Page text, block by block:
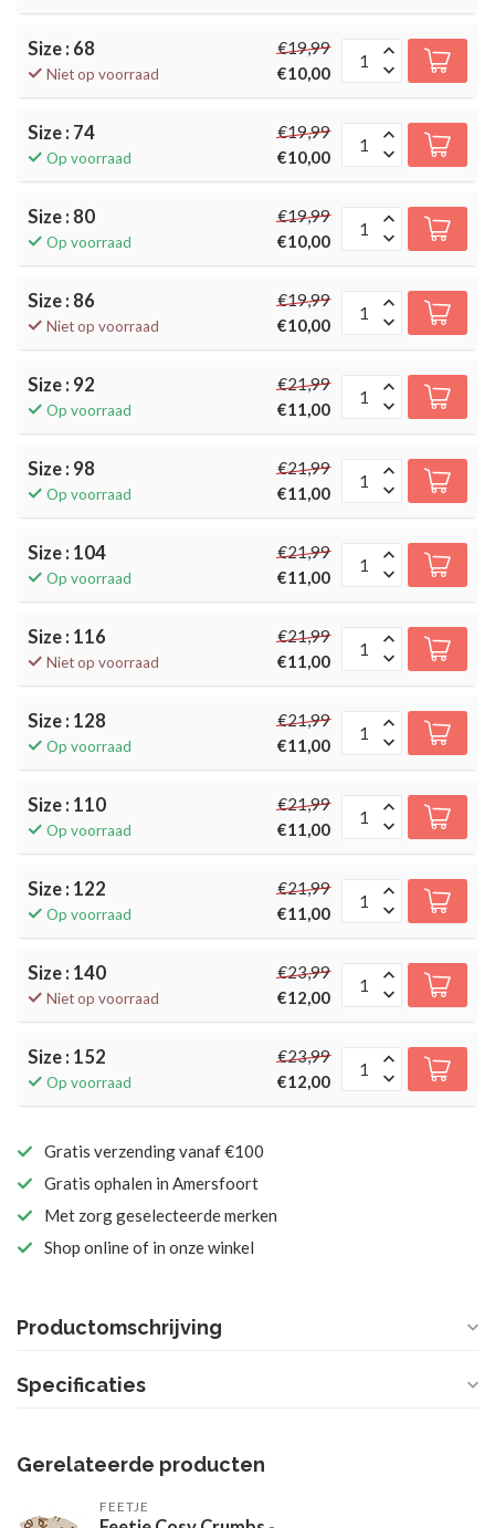
Size : 68
Niet op voorraad
€19,99
€10,00
Size : 74
Op voorraad
€19,99
€10,00
Size : 80
Op voorraad
€19,99
€10,00
Size : 86
Niet op voorraad
€19,99
€10,00
Size : 92
Op voorraad
€21,99
€11,00
Size : 98
Op voorraad
€21,99
€11,00
Size : 104
Op voorraad
€21,99
€11,00
Size : 116
Niet op voorraad
€21,99
€11,00
Size : 128
Op voorraad
€21,99
€11,00
Size : 110
Op voorraad
€21,99
€11,00
Size : 122
Op voorraad
€21,99
€11,00
Size : 140
Niet op voorraad
€23,99
€12,00
Size : 152
Op voorraad
€23,99
€12,00
Gratis verzending vanaf €100
Gratis ophalen in Amersfoort
Met zorg geselecteerde merken
Shop online of in onze winkel
Productomschrijving
Specificaties
Gerelateerde producten
FEETJE